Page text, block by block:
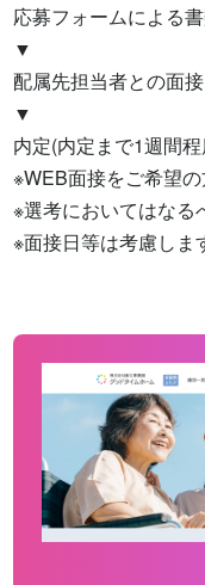
応募フォームによる
▼
配属先担当者との面接
▼
内定(内定まで1週間
※WEB面接をご希望の
※選考においてはなる
※面接日等は考慮しま